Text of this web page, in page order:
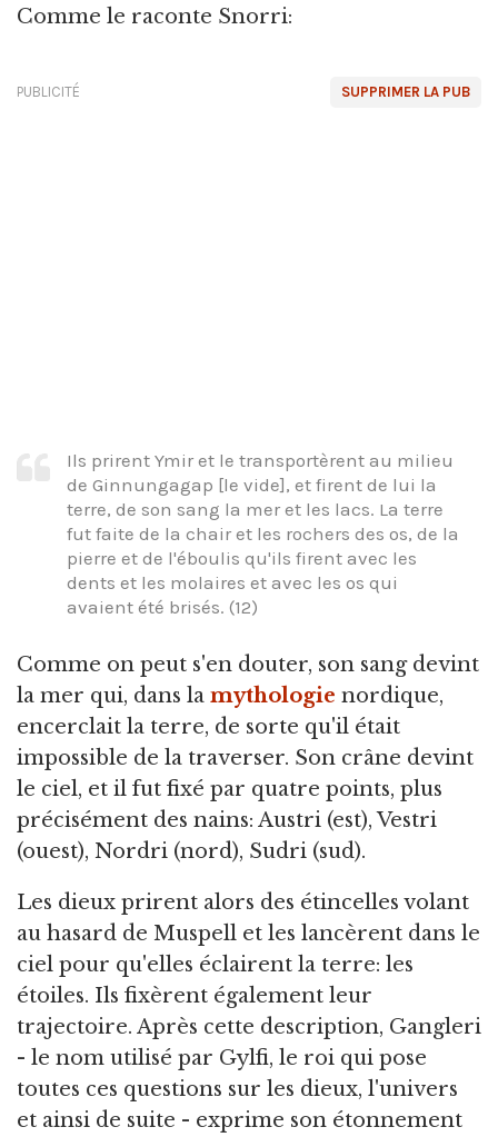
Comme le raconte Snorri:
SUPPRIMER LA PUB
PUBLICITÉ
Ils prirent Ymir et le transportèrent au milieu
de Ginnungagap [le vide], et firent de lui la
terre, de son sang la mer et les lacs. La terre
fut faite de la chair et les rochers des os, de la
pierre et de l'éboulis qu'ils firent avec les
dents et les molaires et avec les os qui
avaient été brisés. (12)
Comme on peut s'en douter, son sang devint
la mer qui, dans la mythologie nordique,
encerclait la terre, de sorte qu'il était
impossible de la traverser. Son crâne devint
le ciel, et il fut fixé par quatre points, plus
précisément des nains: Austri (est), Vestri
(ouest), Nordri (nord), Sudri (sud).
Les dieux prirent alors des étincelles volant
au hasard de Muspell et les lancèrent dans le
ciel pour qu'elles éclairent la terre: les
étoiles. Ils fixèrent également leur
trajectoire. Après cette description, Gangleri
- le nom utilisé par Gylfi, le roi qui pose
toutes ces questions sur les dieux, l'univers
et ainsi de suite - exprime son étonnement